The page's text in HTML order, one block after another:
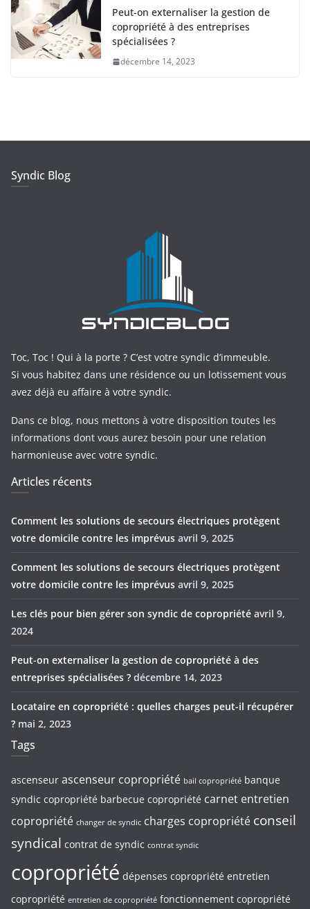
Peut-on externaliser la gestion de
copropriété à des entreprises
spécialisées ?
décembre 14, 2023
Syndic Blog
Toc, Toc ! Qui à la porte ? C’est votre syndic d’immeuble.
Si vous habitez dans une résidence ou un lotissement vous
avez déjà eu affaire à votre syndic.
Dans ce blog, nous mettons à votre disposition toutes les
informations dont vous aurez besoin pour une relation
harmonieuse avec votre syndic.
Articles récents
Comment les solutions de secours électriques protègent
votre domicile contre les imprévus avril 9, 2025
Comment les solutions de secours électriques protègent
votre domicile contre les imprévus avril 9, 2025
Les clés pour bien gérer son syndic de copropriété avril 9,
2024
Peut-on externaliser la gestion de copropriété à des
entreprises spécialisées ? décembre 14, 2023
Locataire en copropriété : quelles charges peut-il récupérer
? mai 2, 2023
Tags
ascenseur ascenseur copropriété bail copropriété banque
syndic copropriété barbecue copropriété carnet entretien
copropriété changer de syndic charges copropriété conseil
syndical contrat de syndic contrat syndic
copropriété dépenses copropriété entretien
copropriété entretien de copropriété fonctionnement copropriété